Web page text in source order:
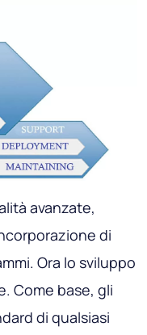
avanzate,
di
Ora lo sviluppo
Come base, gli
di qualsiasi